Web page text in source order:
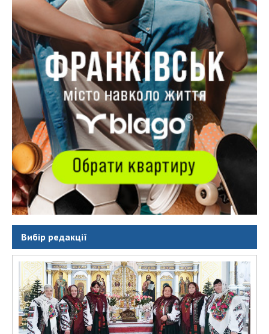
Вибір редакції